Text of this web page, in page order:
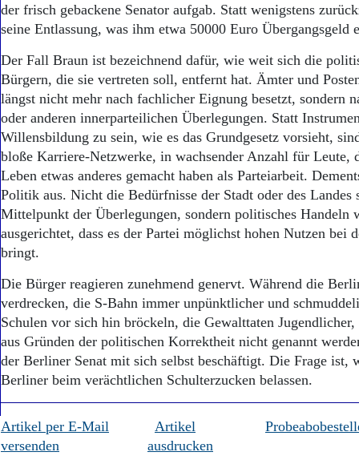
Impressum
Datenschutz
der frisch gebackene Senator aufgab. Statt wenigstens
seine Entlassung, was ihm etwa 50000 Euro Übergangsgeld
Der Fall Braun ist bezeichnend dafür, wie weit sich die
Bürgern, die sie vertreten soll, entfernt hat. Ämter und
längst nicht mehr nach fachlicher Eignung besetzt, sondern
oder anderen innerparteilichen Überlegungen. Statt
Willensbildung zu sein, wie es das Grundgesetz vorsieht,
bloße Karriere-Netzwerke, in wachsender Anzahl für Leute,
Leben etwas anderes gemacht haben als Parteiarbeit.
Politik aus. Nicht die Bedürfnisse der Stadt oder des Landes
Mittelpunkt der Überlegungen, sondern politisches Handeln
ausgerichtet, dass es der Partei möglichst hohen Nutzen bei
bringt.
Die Bürger reagieren zunehmend genervt. Während die
verdrecken, die S-Bahn immer unpünktlicher und
Schulen vor sich hin bröckeln, die Gewalttaten
aus Gründen der politischen Korrektheit nicht genannt
der Berliner Senat mit sich selbst beschäftigt. Die Frage ist,
Berliner beim verächtlichen Schulterzucken belassen.
Artikel per E-Mail
versenden
Artikel
ausdrucken